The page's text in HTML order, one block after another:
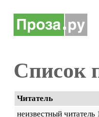
Список
Читатель
неизвестный читатель